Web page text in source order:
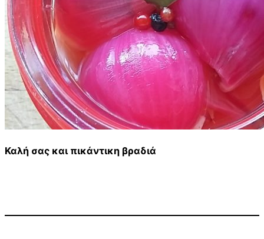
Καλή σας και πικάντικη βραδιά